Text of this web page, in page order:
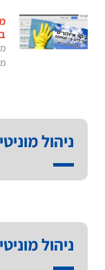
ניהול
ניהול